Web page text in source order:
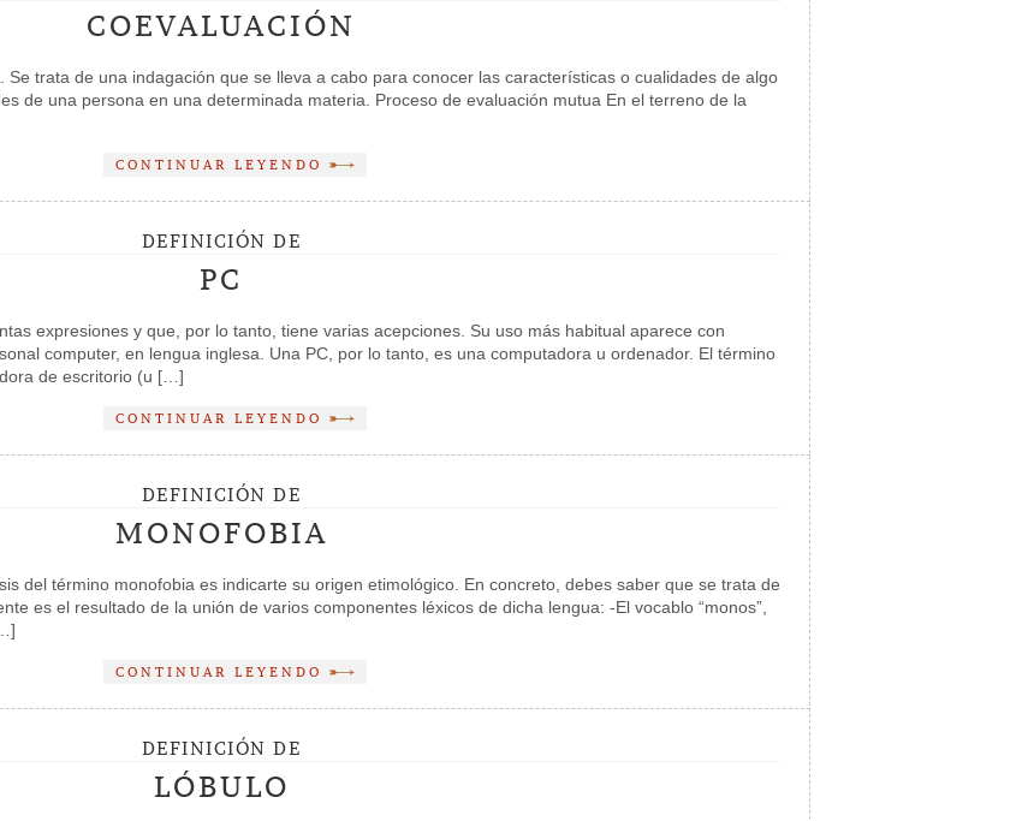
COEVALUACIÓN
trata de una indagación que se lleva a cabo para conocer las características o cualidades de algo
de una persona en una determinada materia. Proceso de evaluación mutua En el terreno de la
CONTINUAR LEYENDO
DEFINICIÓN DE
PC
expresiones y que, por lo tanto, tiene varias acepciones. Su uso más habitual aparece con
computer, en lengua inglesa. Una PC, por lo tanto, es una computadora u ordenador. El término
de escritorio (u […]
CONTINUAR LEYENDO
DEFINICIÓN DE
MONOFOBIA
del término monofobia es indicarte su origen etimológico. En concreto, debes saber que se trata de
es el resultado de la unión de varios componentes léxicos de dicha lengua: -El vocablo “monos”,
CONTINUAR LEYENDO
DEFINICIÓN DE
LÓBULO